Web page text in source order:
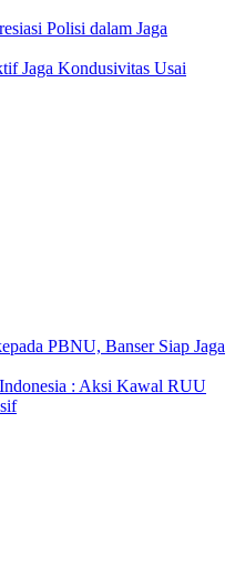
Polisi dalam Jaga
Jaga Kondusivitas Usai
PBNU, Banser Siap Jaga
: Aksi Kawal RUU